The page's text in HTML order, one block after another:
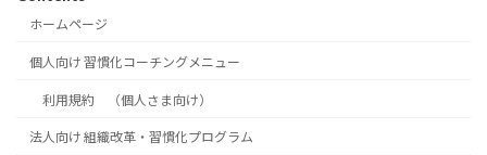
ホームページ
個人向け 習慣化コーチングメニュー
利用規約 （個人さま向け）
法人向け 組織改革・習慣化プログラム